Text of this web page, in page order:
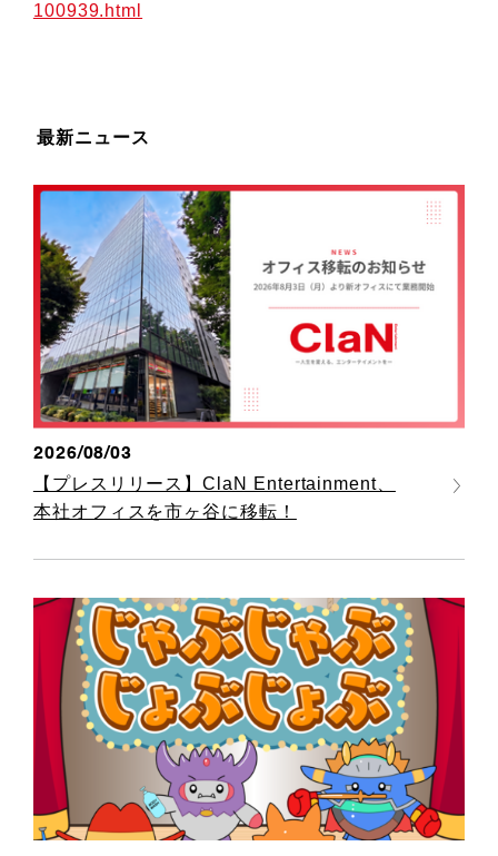
100939.html
最新ニュース
2026/08/03
【プレスリリース】ClaN Entertainment、
本社オフィスを市ヶ谷に移転！